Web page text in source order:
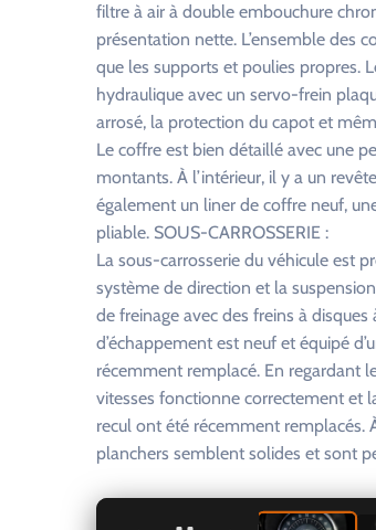
filtre à air à double embouchure
présentation nette. L’ensemble des
que les supports et poulies propres.
hydraulique avec un servo-frein
arrosé, la protection du capot et
Le coffre est bien détaillé avec une
montants. À l’intérieur, il y a un
également un liner de coffre neuf,
pliable. SOUS-CARROSSERIE :
La sous-carrosserie du véhicule est
système de direction et la
de freinage avec des freins à disques
d’échappement est neuf et équipé
récemment remplacé. En regardant
vitesses fonctionne correctement et
recul ont été récemment remplacés.
planchers semblent solides et sont